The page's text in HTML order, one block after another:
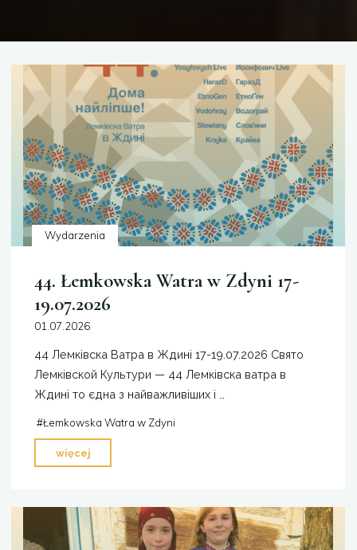
Wydarzenia
44. Łemkowska Watra w Zdyni 17-
19.07.2026
01.07.2026
44 Лемківска Ватра в Ждині 17-19.07.2026 Свято
Лемківской Культури — 44 Лемківска ватра в
Ждині то єдна з найважливіших і …
#Łemkowska Watra w Zdyni
więcej
Łemkowska
w
Zdyni